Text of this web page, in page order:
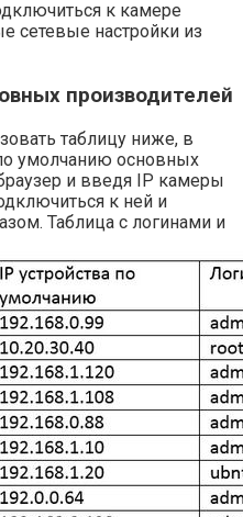
к камере
сетевые настройки из
производителей
таблицу ниже, в
умолчанию основных
и введя IP камеры
к ней и
Таблица с логинами и